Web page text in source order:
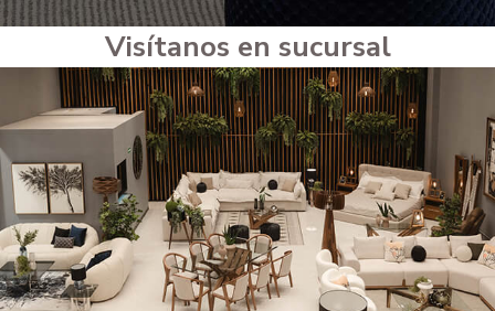
Visítanos en sucursal